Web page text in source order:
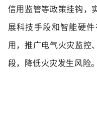
信用监管等政策挂钩，
展科技手段和智能硬
用，推广电气火灾监控
段，降低火灾发生风险。
民政